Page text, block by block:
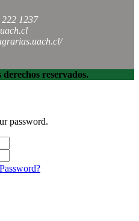
1237
reservados.
password.